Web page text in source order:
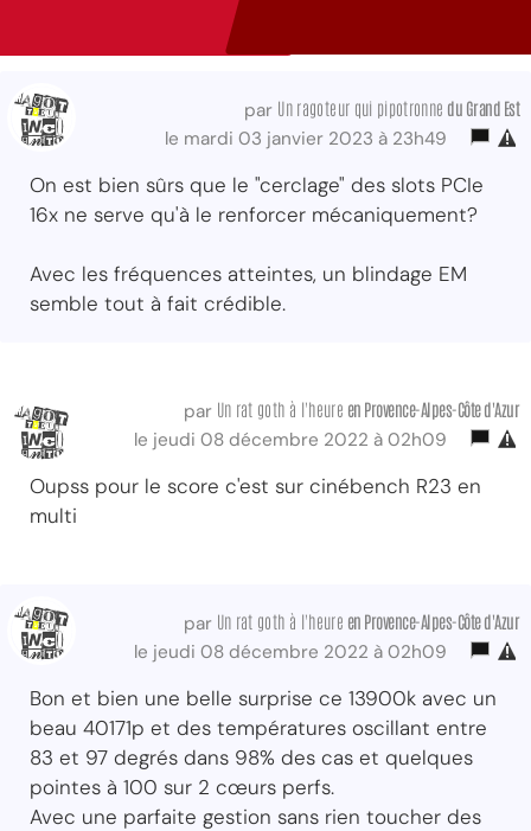
par Un ragoteur qui pipotronne du Grand Est
le mardi 03 janvier 2023 à 23h49
On est bien sûrs que le "cerclage" des slots PCIe
16x ne serve qu'à le renforcer mécaniquement?
Avec les fréquences atteintes, un blindage EM
semble tout à fait crédible.
par Un rat goth à l'heure en Provence-Alpes-Côte d'Azur
le jeudi 08 décembre 2022 à 02h09
Oupss pour le score c'est sur cinébench R23 en
multi
par Un rat goth à l'heure en Provence-Alpes-Côte d'Azur
le jeudi 08 décembre 2022 à 02h09
Bon et bien une belle surprise ce 13900k avec un
beau 40171p et des températures oscillant entre
83 et 97 degrés dans 98% des cas et quelques
pointes à 100 sur 2 cœurs perfs.
Avec une parfaite gestion sans rien toucher des